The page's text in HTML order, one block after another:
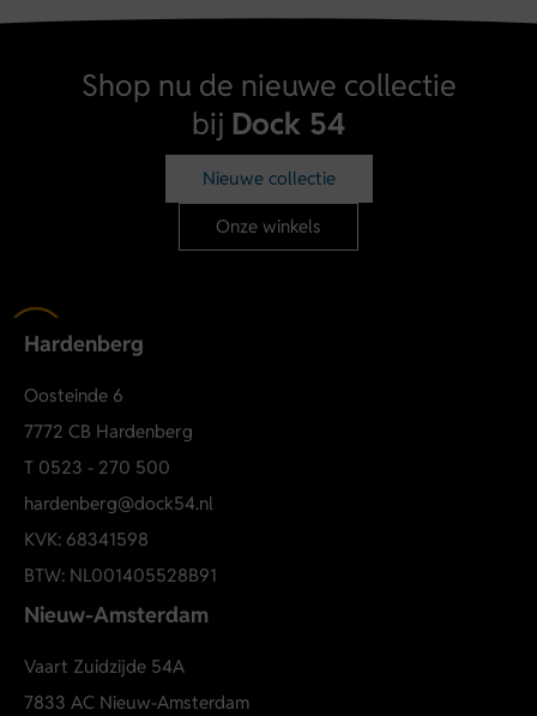
Shop nu de nieuwe collectie
bij Dock 54
Nieuwe collectie
Onze winkels
Hardenberg
Oosteinde 6
7772 CB Hardenberg
T 0523 - 270 500
hardenberg@dock54.nl
KVK: 68341598
BTW: NL001405528B91
Nieuw-Amsterdam
Vaart Zuidzijde 54A
7833 AC Nieuw-Amsterdam